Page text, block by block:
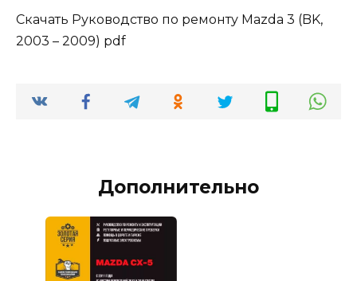
Скачать Руководство по ремонту Mazda 3 (BK,
2003 – 2009) pdf
Дополнительно